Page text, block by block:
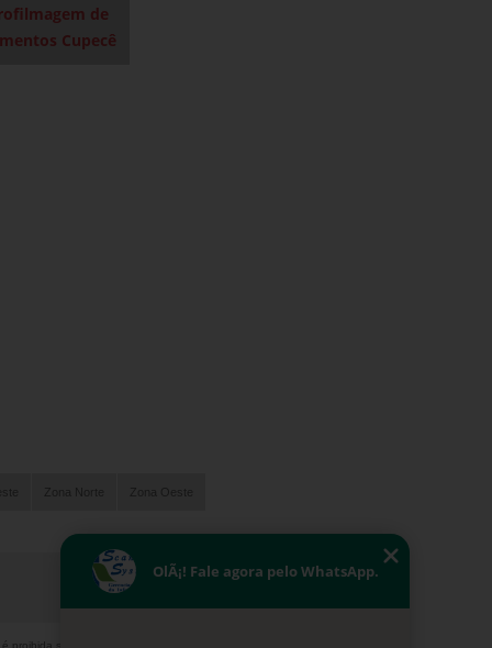
de
Cupecê
Zona Norte Zona Oeste
proibida sem a autorização do autor. Crime de
OlÃ¡! Fale agora pelo WhatsApp.